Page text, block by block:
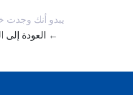
يبدو أنك وجدت
← العودة إلى